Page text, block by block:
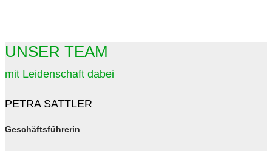
UNSER TEAM
mit Leidenschaft dabei
PETRA SATTLER
Geschäftsführerin